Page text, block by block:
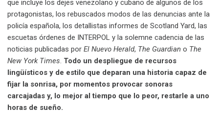
que incluye los dejes venezolano y cubano de algunos de los
protagonistas, los rebuscados modos de las denuncias ante la
policía española, los detallistas informes de Scotland Yard, las
escuetas órdenes de INTERPOL y la solemne cadencia de las
noticias publicadas por El Nuevo Herald, The Guardian o The
New York Times. Todo un despliegue de recursos
lingüísticos y de estilo que deparan una historia capaz de
fijar la sonrisa, por momentos provocar sonoras
carcajadas y, lo mejor al tiempo que lo peor, restarle a uno
horas de sueño.